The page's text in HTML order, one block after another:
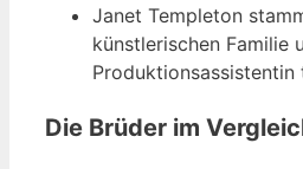
Janet Templeton
künstlerischen Familie
Produktionsassistentin
Die Brüder im